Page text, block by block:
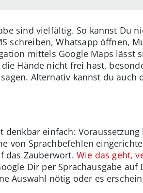
sind vielfältig. So kannst Du
schreiben, Whatsapp öffnen,
mittels Google Maps lässt
Hände nicht frei hast,
Alternativ kannst du
denkbar einfach:
von Sprachbefehlen
das Zauberwort. Wie das geht,
Dir per Sprachausgabe
Auswahl nötig oder es